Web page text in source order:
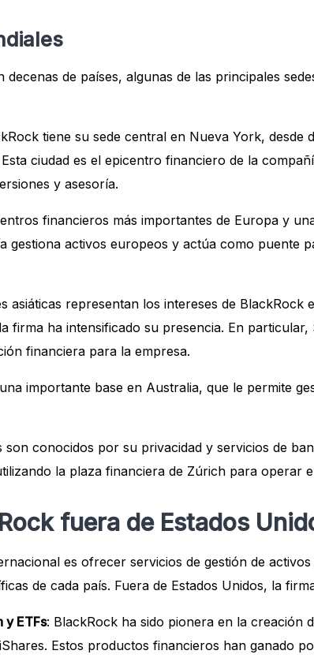
de países, algunas de las principales
tiene su sede central en Nueva York, desde
ciudad es el epicentro financiero de la
y asesoría.
financieros más importantes de Europa y
gestiona activos europeos y actúa como puente
asiáticas representan los intereses de BlackRock
firma ha intensificado su presencia. En particular,
financiera para la empresa.
importante base en Australia, que le permite
son conocidos por su privacidad y servicios de
la plaza financiera de Zúrich para operar
fuera de Estados
es ofrecer servicios de gestión de
de cada país. Fuera de Estados Unidos, la
y ETFs: BlackRock ha sido pionera en la creación
Estos productos financieros han ganado